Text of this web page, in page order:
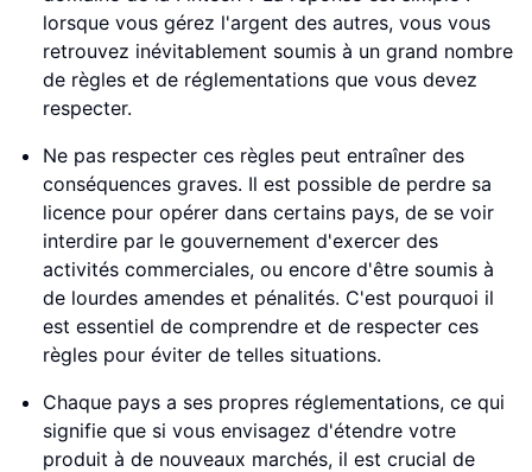
lorsque vous gérez l'argent des autres, vous vous
retrouvez inévitablement soumis à un grand nombre
de règles et de réglementations que vous devez
respecter.
Ne pas respecter ces règles peut entraîner des
conséquences graves. Il est possible de perdre sa
licence pour opérer dans certains pays, de se voir
interdire par le gouvernement d'exercer des
activités commerciales, ou encore d'être soumis à
de lourdes amendes et pénalités. C'est pourquoi il
est essentiel de comprendre et de respecter ces
règles pour éviter de telles situations.
Chaque pays a ses propres réglementations, ce qui
signifie que si vous envisagez d'étendre votre
produit à de nouveaux marchés, il est crucial de